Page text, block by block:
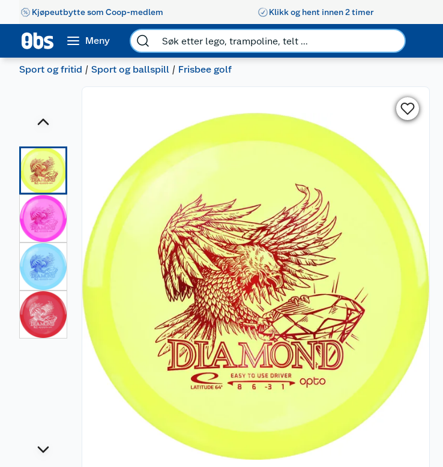
Kjøpeutbytte som Coop-medlem Klikk og hent innen 2 timer
Meny
Sport og fritid Sport og ballspill Frisbee golf